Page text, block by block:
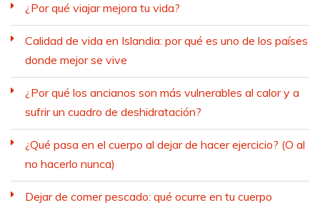
¿Por qué viajar mejora tu vida?
Calidad de vida en Islandia: por qué es uno de los países
donde mejor se vive
¿Por qué los ancianos son más vulnerables al calor y a
sufrir un cuadro de deshidratación?
¿Qué pasa en el cuerpo al dejar de hacer ejercicio? (O al
no hacerlo nunca)
Dejar de comer pescado: qué ocurre en tu cuerpo